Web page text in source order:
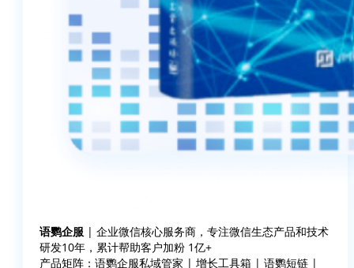
语鹦企服 | 企业微信核心服务商，专注微信生态产品和技术
研发10年，累计帮助客户加粉 1亿+
产品矩阵：语鹦企服私域管家 | 增长工具箱 | 语鹦短链 |